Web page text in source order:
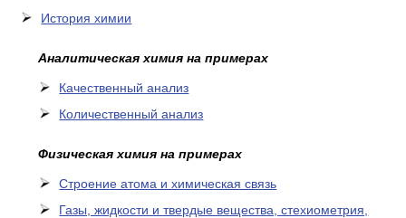
История химии
Аналитическая химия на примерах
Качественный анализ
Количественный анализ
Физическая химия на примерах
Cтроение атома и химическая связь
Газы, жидкости и твердые вещества, стехиометрия,